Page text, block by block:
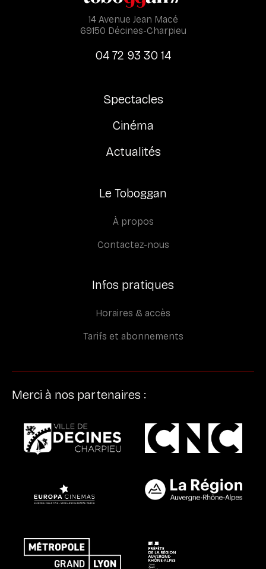
14 Avenue Jean Macé
69150 Décines-Charpieu
04 72 93 30 14
Spectacles
Cinéma
Actualités
Le Toboggan
À propos
Contactez-nous
Infos pratiques
Horaires & accès
Tarifs et abonnements
Merci à nos partenaires :